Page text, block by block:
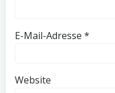
E-Mail-Adresse *
Website